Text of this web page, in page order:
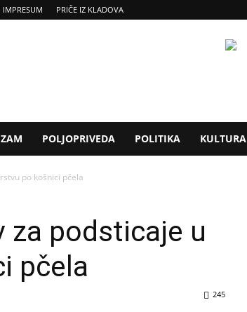
IMPRESUM PRIČE IZ KLADOVA
POLJOPRIVEDA POLITIKA KULTURA
po košnici pčela
za podsticaje u
pčela
245